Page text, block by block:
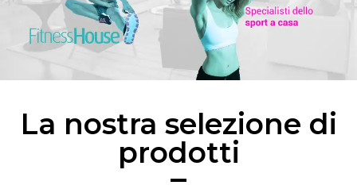
La nostra selezione di
prodotti